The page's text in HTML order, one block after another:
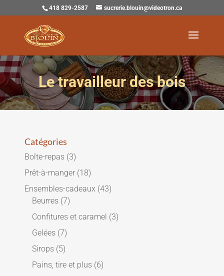
418 829-2587 sucrerie.blouin@videotron.ca
Le travailleur des bois
Catégories
Boîte-repas (3)
Prêt-à-manger (18)
Ensembles-cadeaux (43)
Beurres (7)
Confitures et caramel (3)
Gelées (7)
Sirops (5)
Pains, tire et plus (6)